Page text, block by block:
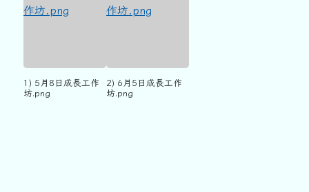
1) 5月8日成長工作
坊.png
2) 6月5日成長工作
坊.png